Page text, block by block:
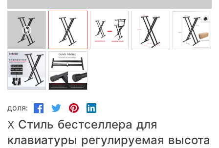
доля:
X Стиль бестселлера для
клавиатуры регулируемая высота